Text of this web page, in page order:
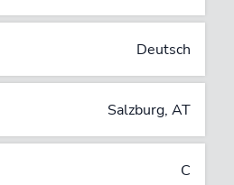
Deutsch
Salzburg, AT
C